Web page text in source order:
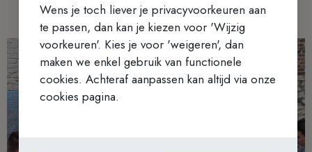
Wens je toch liever je privacyvoorkeuren aan
te passen, dan kan je kiezen voor 'Wijzig
voorkeuren'. Kies je voor 'weigeren', dan
maken we enkel gebruik van functionele
cookies. Achteraf aanpassen kan altijd via onze
cookies pagina.